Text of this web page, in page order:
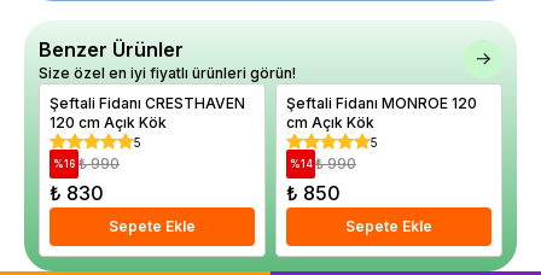
Benzer Ürünler
Size özel en iyi fiyatlı ürünleri görün!
Şeftali Fidanı CRESTHAVEN
120 cm Açık Kök
5
%16 ₺ 990
₺ 830
Sepete Ekle
Şeftali Fidanı MONROE 120
cm Açık Kök
5
%14 ₺ 990
₺ 850
Sepete Ekle